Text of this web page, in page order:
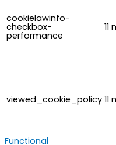
cookielawinfo-
checkbox-
performance
11
viewed_cookie_policy 11
Functional